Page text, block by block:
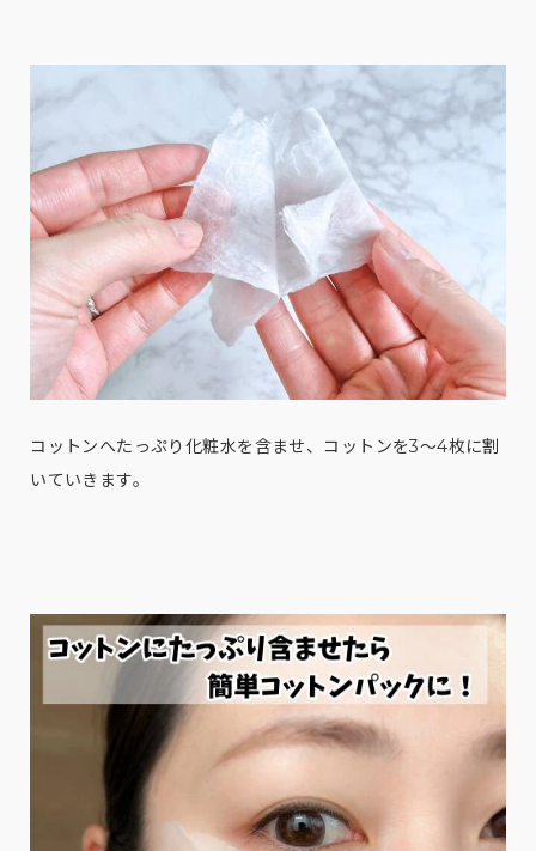
コットンへたっぷり化粧水を含ませ、コットンを3〜4枚に割
いていきます。